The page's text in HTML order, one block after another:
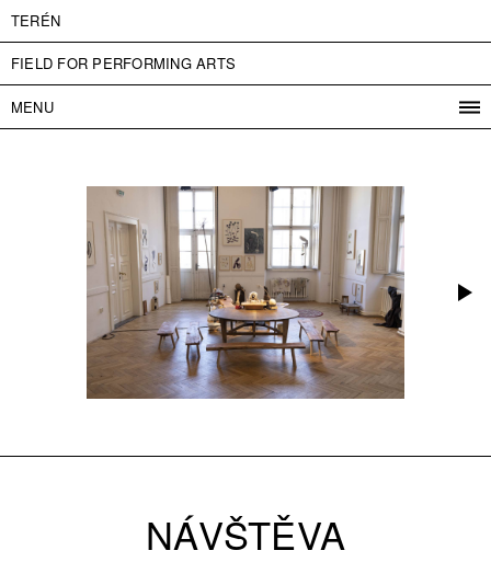
TERÉN
FIELD FOR PERFORMING ARTS
MENU
ABOUT US
ADMISSION
PARTNERS
ČESKY
NÁVŠTĚVA